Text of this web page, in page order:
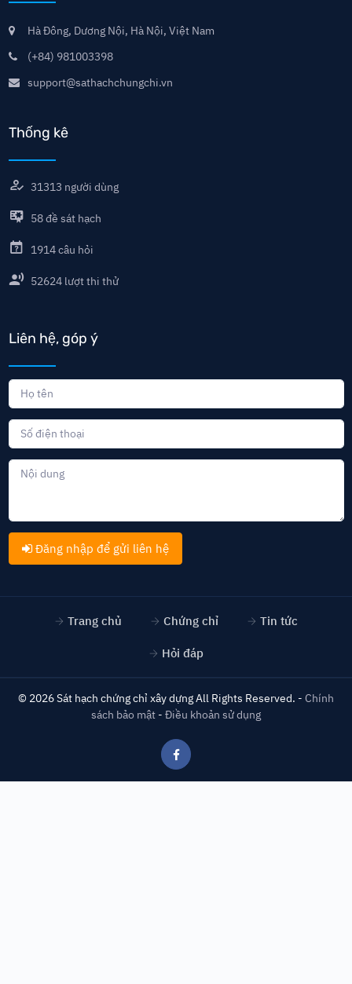
Hà Đông, Dương Nội, Hà Nội, Việt Nam
(+84) 981003398
support@sathachchungchi.vn
Thống kê
31313 người dùng
58đề sát hạch
1914câu hỏi
52624lượt thi thử
Liên hệ, góp ý
Đăng nhập để gửi liên hệ
Trang chủ Chứng chỉ Tin tức
Hỏi đáp
© 2026Sát hạch chứng chỉ xây dựngAll Rights Reserved. - Chính
sách bảo mật - Điều khoản sử dụng